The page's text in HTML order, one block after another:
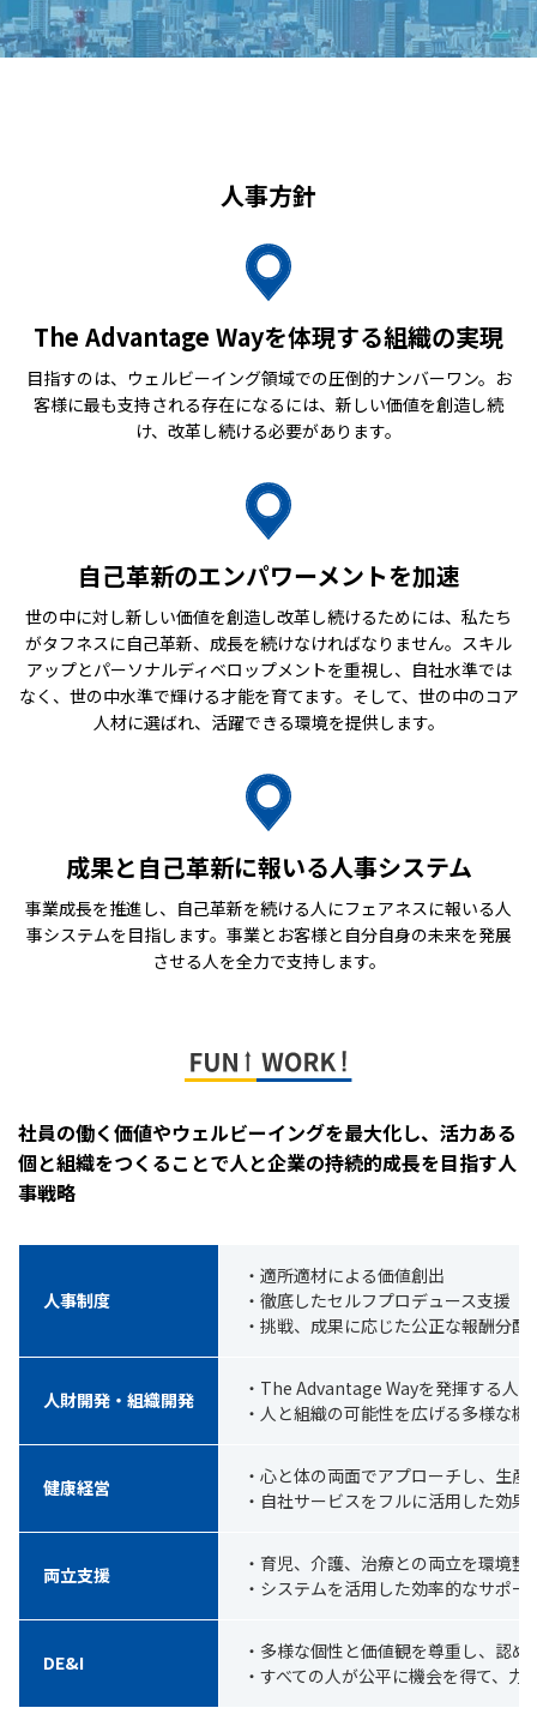
人事方針
The Advantage Wayを体現する組織の実現
目指すのは、ウェルビーイング領域での圧倒的ナンバーワン。お
客様に最も支持される存在になるには、新しい価値を創造し続
け、改革し続ける必要があります。
自己革新のエンパワーメントを加速
世の中に対し新しい価値を創造し改革し続けるためには、私たち
がタフネスに自己革新、成長を続けなければなりません。スキル
アップとパーソナルディベロップメントを重視し、自社水準では
なく、世の中水準で輝ける才能を育てます。そして、世の中のコア
人材に選ばれ、活躍できる環境を提供します。
成果と自己革新に報いる人事システム
事業成長を推進し、自己革新を続ける人にフェアネスに報いる人
事システムを目指します。事業とお客様と自分自身の未来を発展
させる人を全力で支持します。
社員の働く価値やウェルビーイングを最大化し、活力ある
個と組織をつくることで人と企業の持続的成長を目指す人
事戦略
人事制度
・適所適材による価値創出
・徹底したセルフプロデュース支援
・挑戦、成果に応じた公正な報酬分配
人財開発・組織開発
・The Advantage Wayを発揮する人
・人と組織の可能性を広げる多様な機
健康経営
・心と体の両面でアプローチし、生産
・自社サービスをフルに活用した効果
両立支援
・育児、介護、治療との両立を環境
・システムを活用した効率的なサポー
DE&I
・多様な個性と価値観を尊重し、認
・すべての人が公平に機会を得て、力